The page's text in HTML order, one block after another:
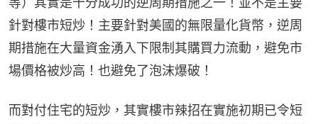
針對樓市短炒！主要針對美國的無限量化貨幣，逆周
期措施在大量資金湧入下限制其購買力流動，避免市
場價格被炒高！也避免了泡沫爆破！
而對付住宅的短炒，其實樓市辣招在實施初期已令短